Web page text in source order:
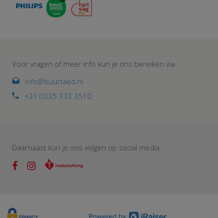
Voor vragen of meer info kun je ons bereiken via
info@buurtaed.nl
+31 (0)35 333 3510
Daarnaast kun je ons volgen op social media